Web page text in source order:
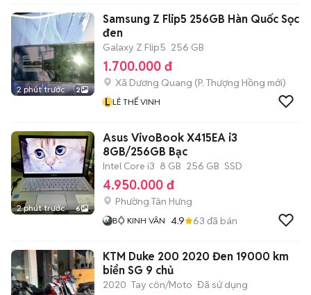
2 phút trước 2
Samsung Z Flip5 256GB Hàn Quốc Sọc
đen
Galaxy Z Flip5 256 GB
1.700.000 đ
Xã Dương Quang (P. Thượng Hồng mới)
L LÊ THẾ VINH
2 phút trước 6
Asus VivoBook X415EA i3
8GB/256GB Bạc
Intel Core i3 8 GB 256 GB SSD
4.950.000 đ
Phường Tân Hưng
BỘ KINH VÂN 4.9 63 đã bán
KTM Duke 200 2020 Đen 19000 km
biển SG 9 chủ
2020 Tay côn/Moto Đã sử dụng